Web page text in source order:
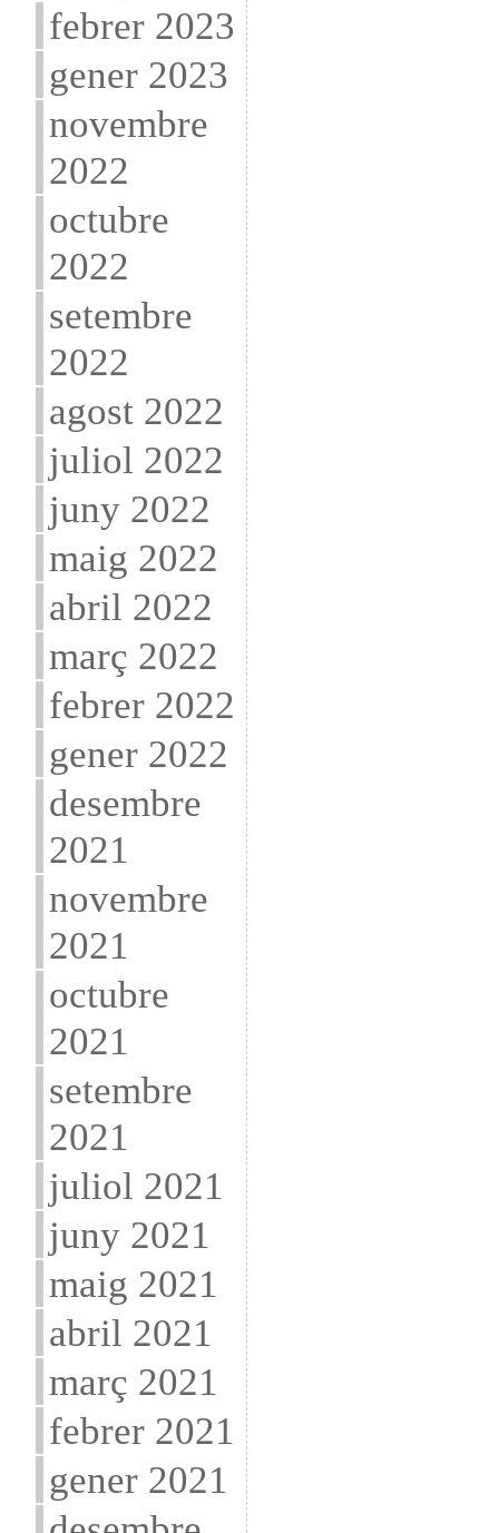
febrer 2023
gener 2023
novembre
2022
octubre
2022
setembre
2022
agost 2022
juliol 2022
juny 2022
maig 2022
abril 2022
març 2022
febrer 2022
gener 2022
desembre
2021
novembre
2021
octubre
2021
setembre
2021
juliol 2021
juny 2021
maig 2021
abril 2021
març 2021
febrer 2021
gener 2021